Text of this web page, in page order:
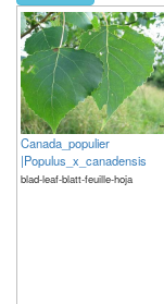
Canada_populier
|Populus_x_canadensis
blad-leaf-blatt-feuille-hoja